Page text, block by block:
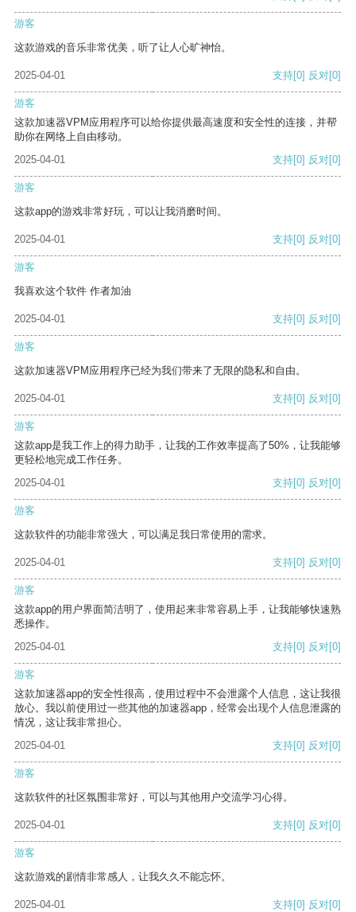
游客
这款游戏的音乐非常优美，听了让人心旷神怡。
2025-04-01 支持[0] 反对[0]
游客
这款加速器VPM应用程序可以给你提供最高速度和安全性的连接，并帮
助你在网络上自由移动。
2025-04-01
支持[0] 反对[0]
游客
这款app的游戏非常好玩，可以让我消磨时间。
2025-04-01 支持[0] 反对[0]
游客
我喜欢这个软件 作者加油
2025-04-01 支持[0] 反对[0]
游客
这款加速器VPM应用程序已经为我们带来了无限的隐私和自由。
2025-04-01 支持[0] 反对[0]
游客
这款app是我工作上的得力助手，让我的工作效率提高了50%，让我能够
更轻松地完成工作任务。
2025-04-01
支持[0] 反对[0]
游客
这款软件的功能非常强大，可以满足我日常使用的需求。
2025-04-01 支持[0] 反对[0]
游客
这款app的用户界面简洁明了，使用起来非常容易上手，让我能够快速熟
悉操作。
2025-04-01
支持[0] 反对[0]
游客
这款加速器app的安全性很高，使用过程中不会泄露个人信息，这让我很
放心。我以前使用过一些其他的加速器app，经常会出现个人信息泄露的
情况，这让我非常担心。
2025-04-01
支持[0] 反对[0]
游客
这款软件的社区氛围非常好，可以与其他用户交流学习心得。
2025-04-01 支持[0] 反对[0]
游客
这款游戏的剧情非常感人，让我久久不能忘怀。
2025-04-01 支持[0] 反对[0]